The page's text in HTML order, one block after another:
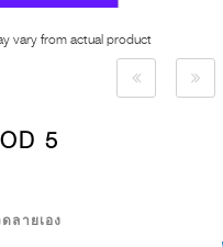
vary from actual product
5
ลายเอง